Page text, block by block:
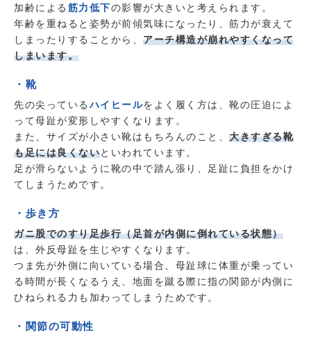
加齢による 筋力低下の影響が大きいと考えられます。
年齢を重ねると姿勢が前傾気味になったり、筋力が衰えて
しまったりすることから、 アーチ構造が崩れやすくなって
しまいます。
・靴
先の尖っているハイヒールをよく履く方は、靴の圧迫によ
って母趾が変形しやすくなります。
また、サイズが小さい靴はもちろんのこと、 大きすぎる靴
も足には良くないといわれています。
足が滑らないように靴の中で踏ん張り、足趾に負担をかけ
てしまうためです。
・歩き方
ガニ股でのすり足歩行（足首が内側に倒れている状態）
は、外反母趾を生じやすくなります。
つま先が外側に向いている場合、母趾球に体重が乗ってい
る時間が長くなるうえ、地面を蹴る際に指の関節が内側に
ひねられる力も加わってしまうためです。
・関節の可動性